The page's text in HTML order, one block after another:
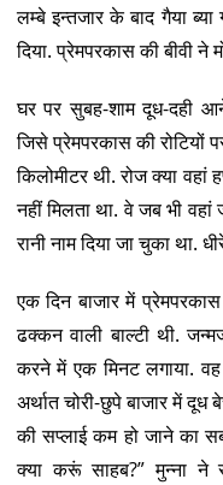
लम्बे इन्तजार के बाद गैया
दिया. प्रेमपरकास की बीवी ने
घर पर सुबह-शाम दूध-दही
जिसे प्रेमपरकास की रोटियों
किलोमीटर थी. रोज क्या वहां
नहीं मिलता था. वे जब भी
रानी नाम दिया जा चुका था.
एक दिन बाजार में
ढक्कन वाली बाल्टी थी.
करने में एक मिनट लगाया.
अर्थात चोरी-छुपे बाजार में
की सप्लाई कम हो जाने का
क्या करूं साहब?” मुन्ना